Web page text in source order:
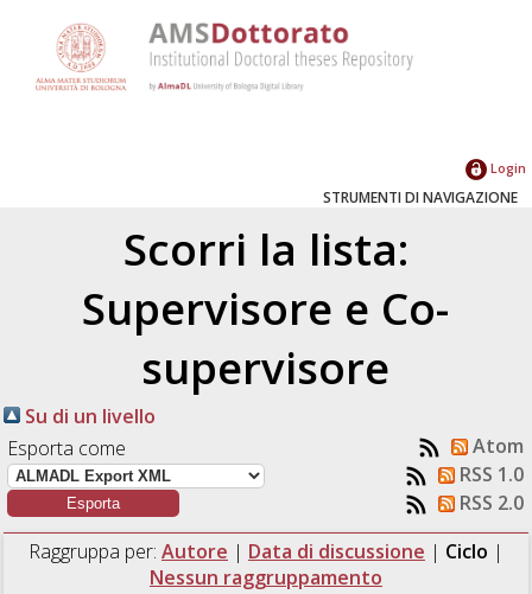
Login
STRUMENTI DI NAVIGAZIONE
Scorri la lista:
Supervisore e Co-
supervisore
Su di un livello
Esporta come
Atom
RSS 1.0
RSS 2.0
Raggruppa per: Autore | Data di discussione | Ciclo |
Nessun raggruppamento